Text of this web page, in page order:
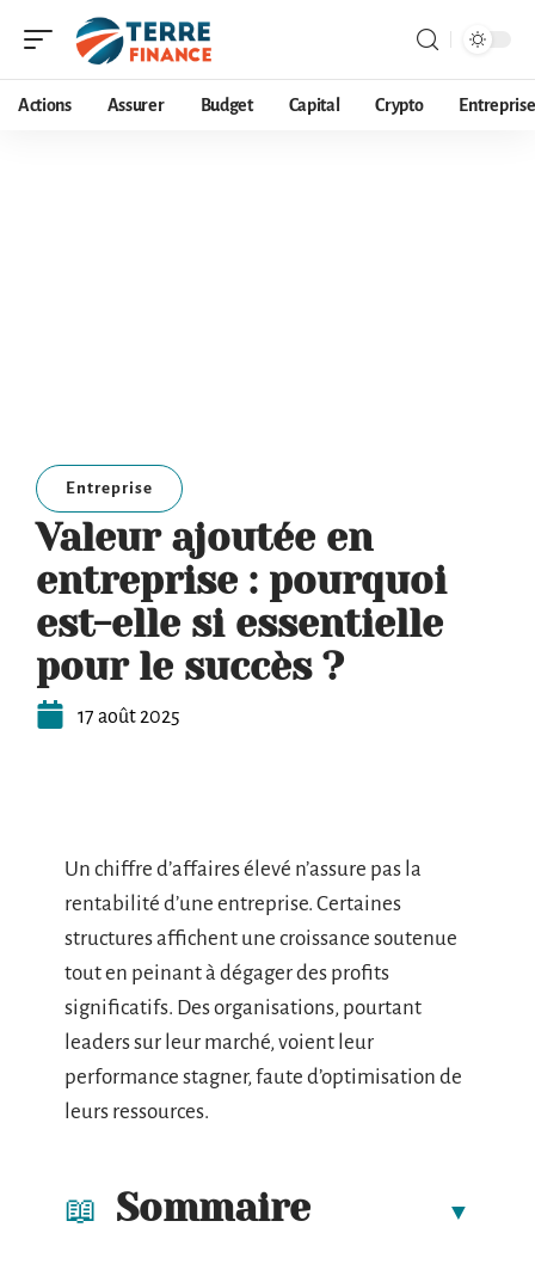
Actions Assurer Budget Capital Crypto Entreprise
Entreprise
Valeur ajoutée en
entreprise : pourquoi
est-elle si essentielle
pour le succès ?
17 août 2025
Un chiffre d’affaires élevé n’assure pas la
rentabilité d’une entreprise. Certaines
structures affichent une croissance soutenue
tout en peinant à dégager des profits
significatifs. Des organisations, pourtant
leaders sur leur marché, voient leur
performance stagner, faute d’optimisation de
leurs ressources.
Sommaire